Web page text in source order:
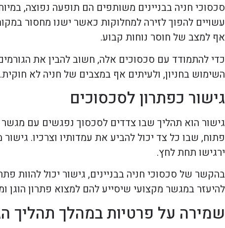
סכסוכי חניה בבניינים משותפים הם תופעה נפוצה,
עשויים להפוך לזירה למחלוקות כאשר ישנו מחסור
אף למצב של חוסר נוחות קבוע.
כדי להתמודד עם סכסוכים אלה, חשוב להבין את
השימוש בחניון, ולעיתים אף במצבים של חניה לא
גישור כפתרון לסכסוכים
גישור הוא תהליך שבו צדדים לסכסוך נפגשים עם מגשר
פתוח, שבו כל צד יכול להביע את עמדותיו וצרכיו.
ירגישו תחת לחץ.
בהקשר של סכסוכי חניה בבניינים, גישור יכול להוות
להיעזר במגשר מקצועי שיסייע להם למצוא פתרון
שמירה על פרטיות במהלך תהליך